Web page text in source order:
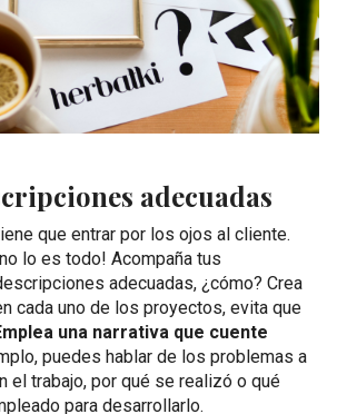
adecuadas
que entrar por los ojos al cliente.
lo es todo! Acompaña tus
adecuadas, ¿cómo? Crea
cada uno de los proyectos, evita que
una narrativa que cuente
puedes hablar de los problemas a
el trabajo, por qué se realizó o qué
para desarrollarlo.